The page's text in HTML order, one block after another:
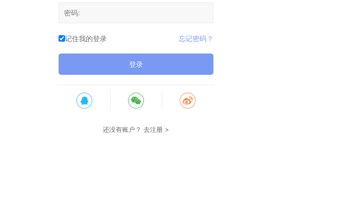
记住我的登录 忘记密码？
登录
还没有账户？去注册 >